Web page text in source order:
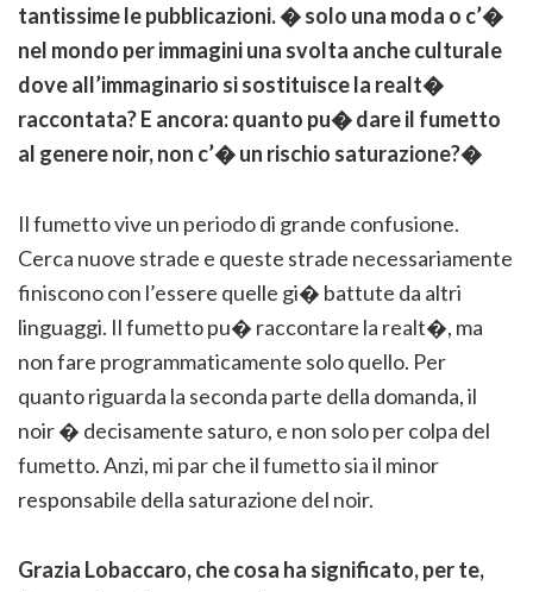
tantissime le pubblicazioni. � solo una moda o c’�
nel mondo per immagini una svolta anche culturale
dove all’immaginario si sostituisce la realt�
raccontata? E ancora: quanto pu� dare il fumetto
al genere noir, non c’� un rischio saturazione?�
Il fumetto vive un periodo di grande confusione.
Cerca nuove strade e queste strade necessariamente
finiscono con l’essere quelle gi� battute da altri
linguaggi. Il fumetto pu� raccontare la realt�, ma
non fare programmaticamente solo quello. Per
quanto riguarda la seconda parte della domanda, il
noir � decisamente saturo, e non solo per colpa del
fumetto. Anzi, mi par che il fumetto sia il minor
responsabile della saturazione del noir.
Grazia Lobaccaro, che cosa ha significato, per te,